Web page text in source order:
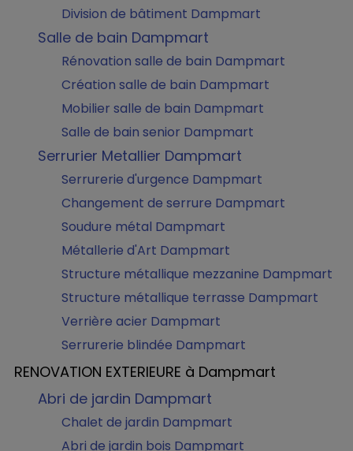
Division de bâtiment Dampmart
Salle de bain Dampmart
Rénovation salle de bain Dampmart
Création salle de bain Dampmart
Mobilier salle de bain Dampmart
Salle de bain senior Dampmart
Serrurier Metallier Dampmart
Serrurerie d'urgence Dampmart
Changement de serrure Dampmart
Soudure métal Dampmart
Métallerie d'Art Dampmart
Structure métallique mezzanine Dampmart
Structure métallique terrasse Dampmart
Verrière acier Dampmart
Serrurerie blindée Dampmart
RENOVATION EXTERIEURE à Dampmart
Abri de jardin Dampmart
Chalet de jardin Dampmart
Abri de jardin bois Dampmart